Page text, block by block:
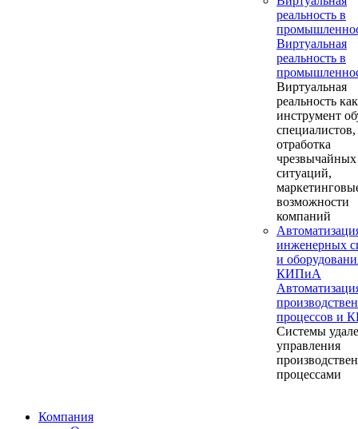
реальность в
Виртуальная
реальность в
Виртуальная
реальность как
инструмент
специалистов,
отработка
чрезвычайных
ситуаций,
возможности
компаний
инженерных
и
КИПиА
процессов и
Системы
управления
процессами
Компания